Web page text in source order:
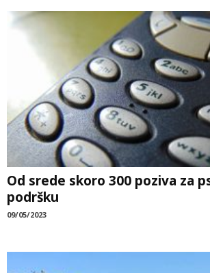
Od srede skoro 300 poziva za
podršku
09/05/2023